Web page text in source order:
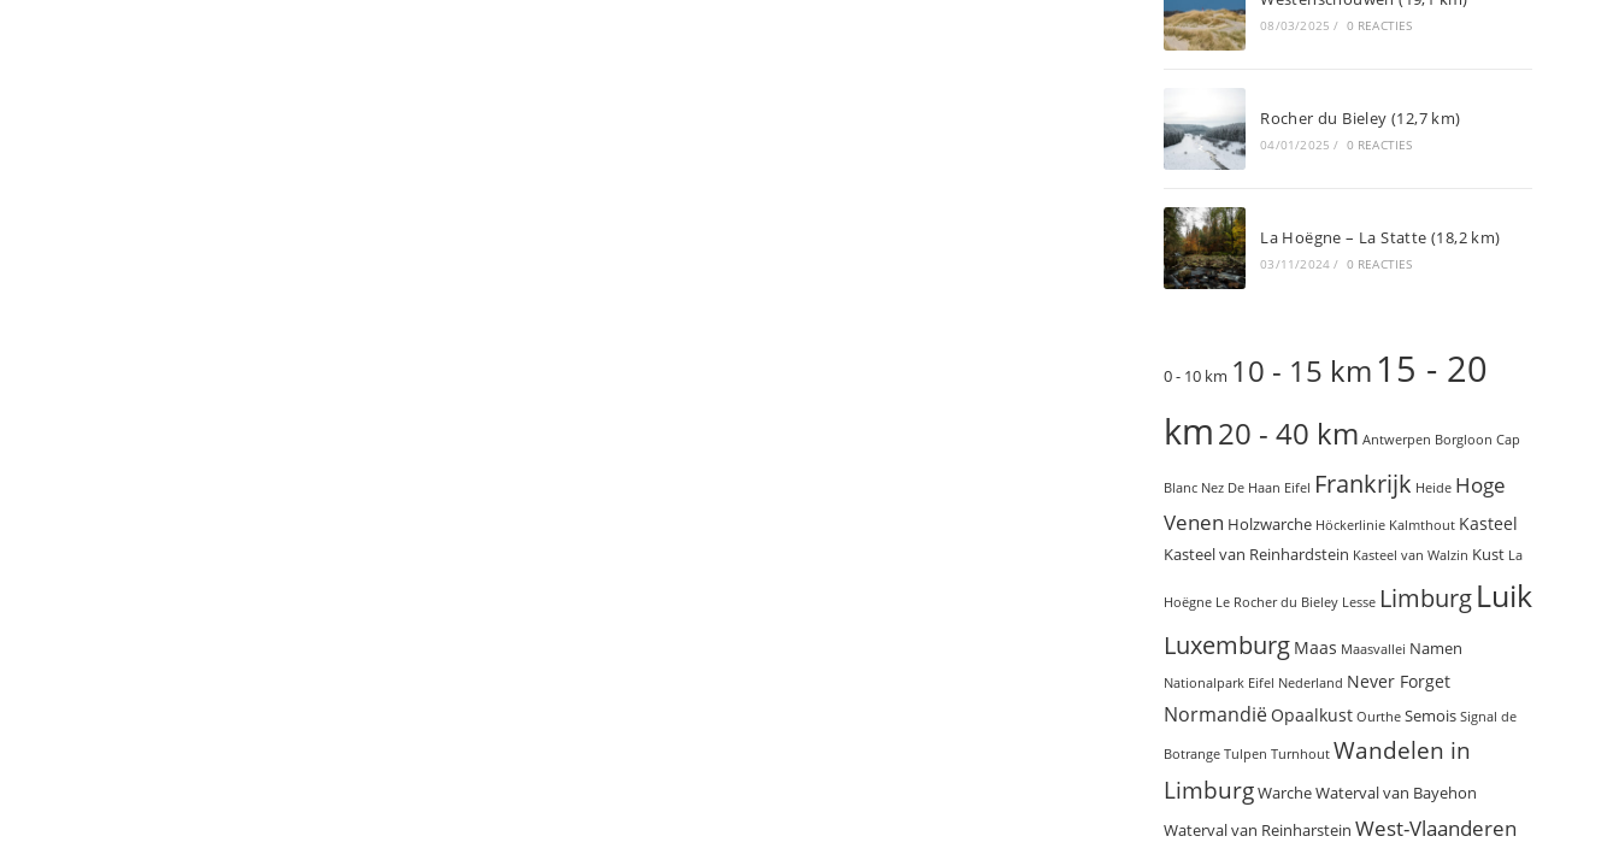
08/03/2025 / 0 REACTIES
Rocher du Bieley (12,7 km)
04/01/2025 / 0 REACTIES
La Hoëgne – La Statte (18,2 km)
03/11/2024 / 0 REACTIES
0 - 10 km 10 - 15 km15 - 20
km20 - 40 km Antwerpen Borgloon Cap
Blanc Nez De Haan Eifel Frankrijk Heide Hoge
Venen Holzwarche Höckerlinie Kalmthout Kasteel
Kasteel van Reinhardstein Kasteel van Walzin Kust La
Hoëgne Le Rocher du Bieley Lesse LimburgLuik
Luxemburg Maas Maasvallei Namen
Nationalpark Eifel Nederland Never Forget
Normandië Opaalkust Ourthe Semois Signal de
Botrange Tulpen Turnhout Wandelen in
LimburgWarcheWaterval van Bayehon
Waterval van Reinharstein West-Vlaanderen